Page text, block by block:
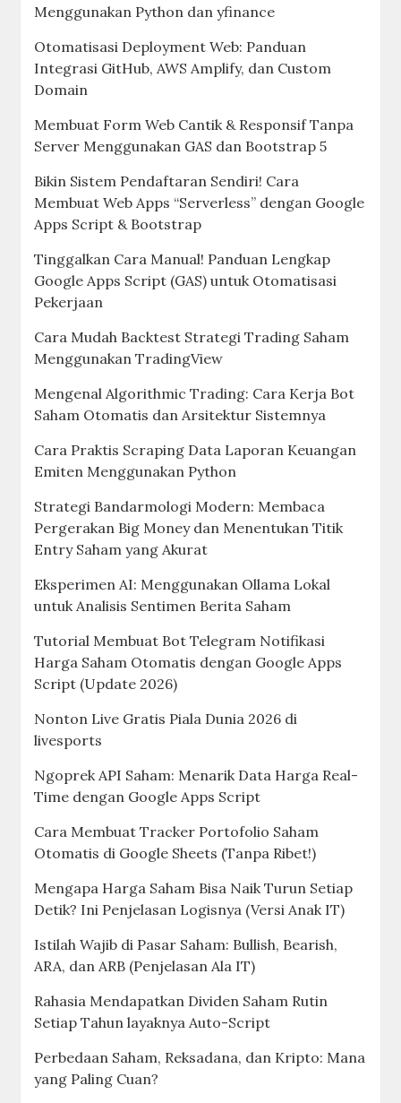
Menggunakan Python dan yfinance
Otomatisasi Deployment Web: Panduan
Integrasi GitHub, AWS Amplify, dan Custom
Domain
Membuat Form Web Cantik & Responsif Tanpa
Server Menggunakan GAS dan Bootstrap 5
Bikin Sistem Pendaftaran Sendiri! Cara
Membuat Web Apps “Serverless” dengan Google
Apps Script & Bootstrap
Tinggalkan Cara Manual! Panduan Lengkap
Google Apps Script (GAS) untuk Otomatisasi
Pekerjaan
Cara Mudah Backtest Strategi Trading Saham
Menggunakan TradingView
Mengenal Algorithmic Trading: Cara Kerja Bot
Saham Otomatis dan Arsitektur Sistemnya
Cara Praktis Scraping Data Laporan Keuangan
Emiten Menggunakan Python
Strategi Bandarmologi Modern: Membaca
Pergerakan Big Money dan Menentukan Titik
Entry Saham yang Akurat
Eksperimen AI: Menggunakan Ollama Lokal
untuk Analisis Sentimen Berita Saham
Tutorial Membuat Bot Telegram Notifikasi
Harga Saham Otomatis dengan Google Apps
Script (Update 2026)
Nonton Live Gratis Piala Dunia 2026 di
livesports
Ngoprek API Saham: Menarik Data Harga Real-
Time dengan Google Apps Script
Cara Membuat Tracker Portofolio Saham
Otomatis di Google Sheets (Tanpa Ribet!)
Mengapa Harga Saham Bisa Naik Turun Setiap
Detik? Ini Penjelasan Logisnya (Versi Anak IT)
Istilah Wajib di Pasar Saham: Bullish, Bearish,
ARA, dan ARB (Penjelasan Ala IT)
Rahasia Mendapatkan Dividen Saham Rutin
Setiap Tahun layaknya Auto-Script
Perbedaan Saham, Reksadana, dan Kripto: Mana
yang Paling Cuan?